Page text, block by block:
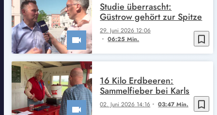
bookmark_border
29. Juni 2026 12:06
06:25 Min.
Studie überrascht:
Güstrow gehört zur Spitze
bookmark_border
02. Juni 2026 14:16 03:47 Min.
16 Kilo Erdbeeren:
Sammelfieber bei Karls